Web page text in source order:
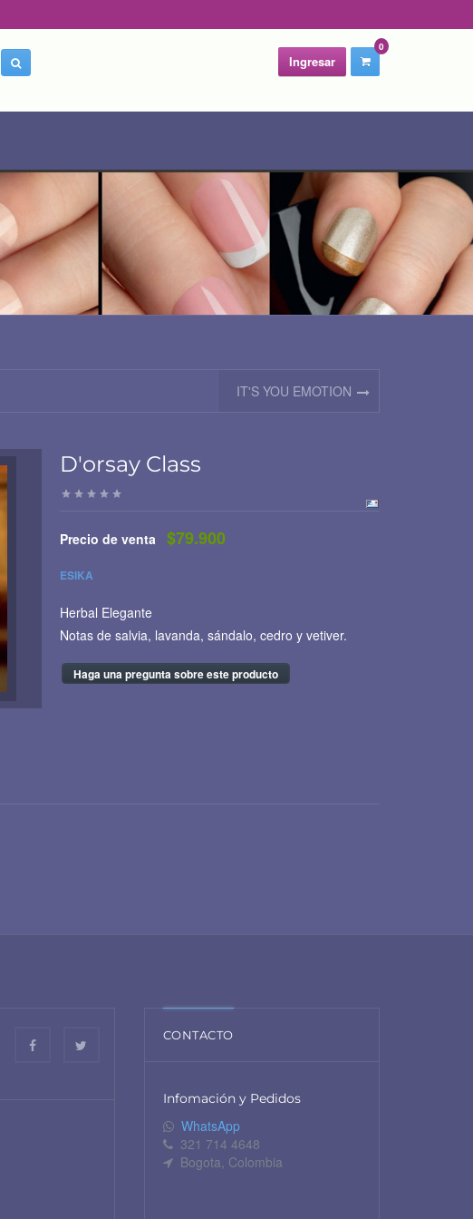
0
Ingresar
IT'S YOU EMOTION
D'orsay Class
Precio de venta $79.900
ESIKA
Herbal Elegante
Notas de salvia, lavanda, sándalo, cedro y vetiver.
Haga una pregunta sobre este producto
CONTACTO
Infomación y Pedidos
WhatsApp
321 714 4648
Bogota, Colombia